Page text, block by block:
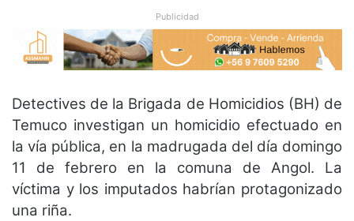
Publicidad
Detectives de la Brigada de Homicidios (BH) de
Temuco investigan un homicidio efectuado en
la vía pública, en la madrugada del día domingo
11 de febrero en la comuna de Angol. La
víctima y los imputados habrían protagonizado
una riña.